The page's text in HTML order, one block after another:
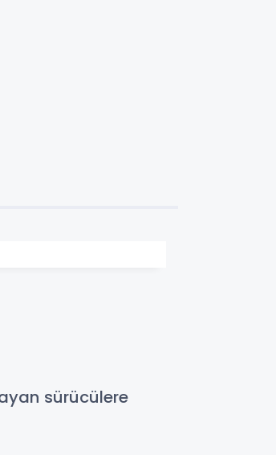
sürücülere